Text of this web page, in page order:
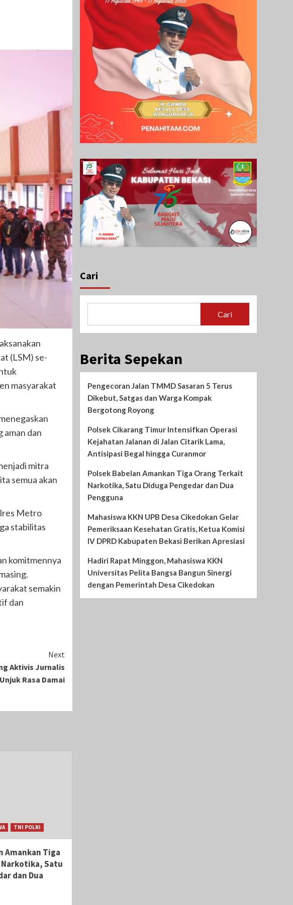
(LSM) se-
masyarakat
aman dan
mitra
semua akan
Metro
stabilitas
komitmennya
semakin
dan
Next
Aktivis Jurnalis
Rasa Damai
TNI POLRI
Amankan Tiga
Satu
dan Dua
Cari
Cari
Berita Sepekan
Pengecoran Jalan TMMD Sasaran 5 Terus
Dikebut, Satgas dan Warga Kompak
Bergotong Royong
Polsek Cikarang Timur Intensifkan Operasi
Kejahatan Jalanan di Jalan Citarik Lama,
Antisipasi Begal hingga Curanmor
Polsek Babelan Amankan Tiga Orang Terkait
Narkotika, Satu Diduga Pengedar dan Dua
Pengguna
Mahasiswa KKN UPB Desa Cikedokan Gelar
Pemeriksaan Kesehatan Gratis, Ketua Komisi
IV DPRD Kabupaten Bekasi Berikan Apresiasi
Hadiri Rapat Minggon, Mahasiswa KKN
Universitas Pelita Bangsa Bangun Sinergi
dengan Pemerintah Desa Cikedokan